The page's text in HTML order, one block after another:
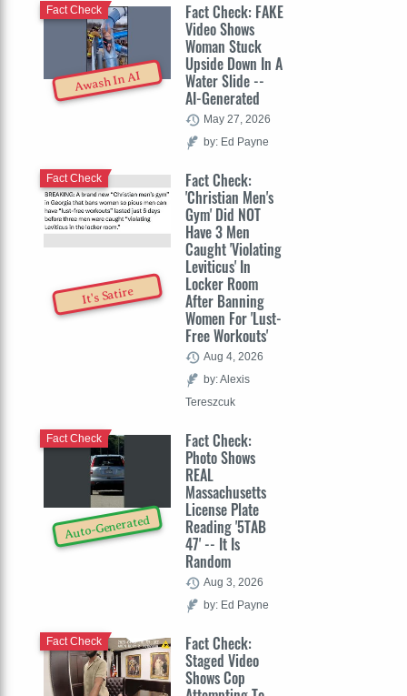
Awash In AI
Fact Check: FAKE
Video Shows
Woman Stuck
Upside Down In A
Water Slide --
AI-Generated
Fact Check
May 27, 2026
by: Ed Payne
It's Satire
Fact Check:
'Christian Men's
Gym' Did NOT
Have 3 Men
Caught 'Violating
Leviticus' In
Locker Room
After Banning
Women For 'Lust-
Free Workouts'
Fact Check
Aug 4, 2026
by: Alexis
Tereszcuk
Auto-Generated
Fact Check:
Photo Shows
REAL
Massachusetts
License Plate
Reading '5TAB
47' -- It Is
Random
Fact Check
Aug 3, 2026
by: Ed Payne
Fact Check:
Staged Video
Shows Cop
Fact Check